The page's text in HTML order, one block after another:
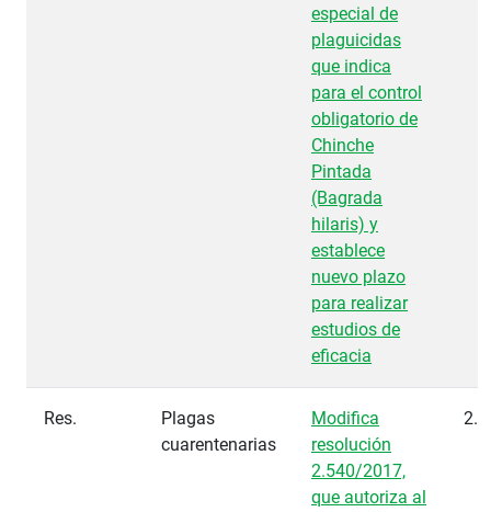
especial de
plaguicidas
que indica
para el control
obligatorio de
Chinche
Pintada
(Bagrada
hilaris) y
establece
nuevo plazo
para realizar
estudios de
eficacia
Res.
Plagas
cuarentenarias
Modifica
resolución
2.540/2017,
que autoriza al